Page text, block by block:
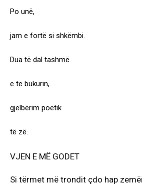
Po unë,
jam e fortë si shkëmbi.
Dua të dal tashmë
e të bukurin,
gjelbërim poetik
të zë.
VJEN E MË GODET
Si tërmet më trondit çdo hap